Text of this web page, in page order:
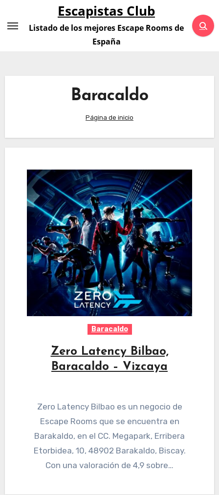
contenido
Escapistas Club
Listado de los mejores Escape Rooms de
España
Baracaldo
Página de inicio
Baracaldo
Zero Latency Bilbao,
Baracaldo – Vizcaya
Zero Latency Bilbao es un negocio de
Escape Rooms que se encuentra en
Barakaldo, en el CC. Megapark, Erribera
Etorbidea, 10, 48902 Barakaldo, Biscay.
Con una valoración de 4,9 sobre…